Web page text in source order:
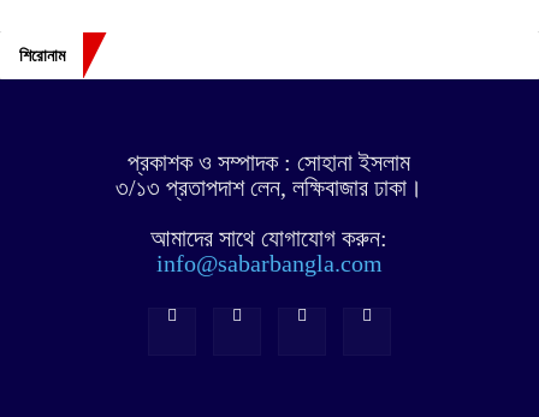
শিরোনাম
প্রকাশক ও সম্পাদক : সোহানা ইসলাম
৩/১৩ প্রতাপদাশ লেন, লক্ষিবাজার ঢাকা।
আমাদের সাথে যোগাযোগ করুন:
info@sabarbangla.com